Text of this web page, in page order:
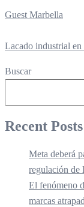
Guest Marbella
Lacado industrial
Buscar
Recent Posts
Meta deberá
regulación de
El fenómeno
marcas